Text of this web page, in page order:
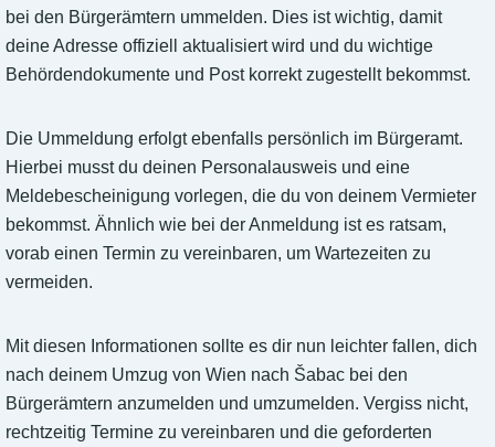
bei den Bürgerämtern ummelden. Dies ist wichtig, damit
deine Adresse offiziell aktualisiert wird und du wichtige
Behördendokumente und Post korrekt zugestellt bekommst.
Die Ummeldung erfolgt ebenfalls persönlich im Bürgeramt.
Hierbei musst du deinen Personalausweis und eine
Meldebescheinigung vorlegen, die du von deinem Vermieter
bekommst. Ähnlich wie bei der Anmeldung ist es ratsam,
vorab einen Termin zu vereinbaren, um Wartezeiten zu
vermeiden.
Mit diesen Informationen sollte es dir nun leichter fallen, dich
nach deinem Umzug von Wien nach Šabac bei den
Bürgerämtern anzumelden und umzumelden. Vergiss nicht,
rechtzeitig Termine zu vereinbaren und die geforderten